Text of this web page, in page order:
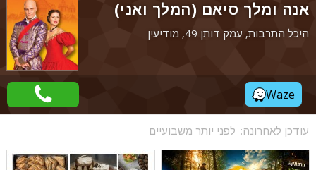
אנה ומלך סיאם (המלך ואני)
היכל התרבות, עמק דותן 49, מודיעין
Waze
עודכן לאחרונה: לפני יותר משבועיים